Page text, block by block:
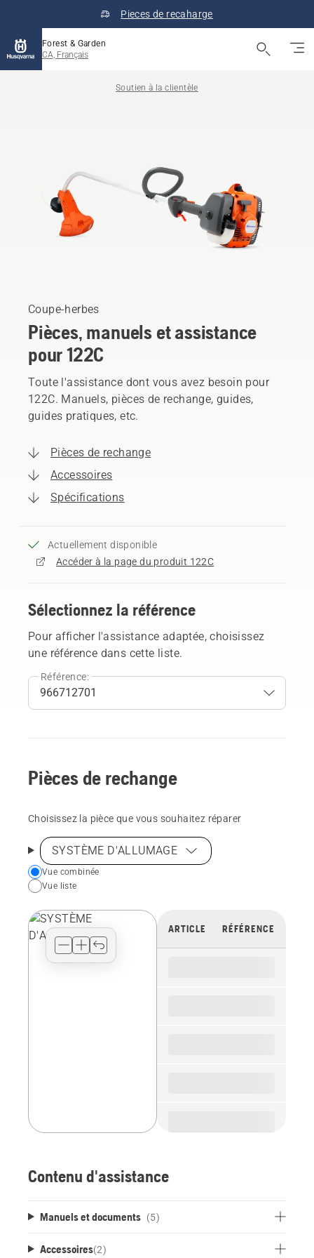
Pieces de recaharge
Forest & Garden
CA, Français
Soutien à la clientèle
Coupe-herbes
Pièces, manuels et assistance
pour 122C
Toute l'assistance dont vous avez besoin pour
122C. Manuels, pièces de rechange, guides,
guides pratiques, etc.
Pièces de rechange
Accessoires
Spécifications
Actuellement disponible
Accéder à la page du produit 122C
Sélectionnez la référence
Pour afficher l'assistance adaptée, choisissez
une référence dans cette liste.
Référence:
Pièces de rechange
Choisissez la pièce que vous souhaitez réparer
SYSTÈME D'ALLUMAGE
Choose
your
view
type
Vue combinée
Vue liste
ARTICLE RÉFÉRENCE
Contenu d'assistance
Manuels et documents (5)
Accessoires(2)